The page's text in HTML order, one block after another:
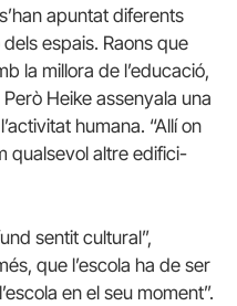
apuntat diferents
espais. Raons que
la millora de l’educació,
Heike assenyala una
humana. “Allí on
qualsevol altre edifici-
sentit cultural”,
que l’escola ha de ser
en el seu moment”.